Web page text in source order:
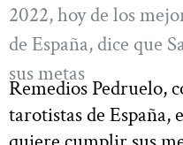
2022, hoy de los
de España, dice que
sus metas
Remedios Pedruelo,
tarotistas de España,